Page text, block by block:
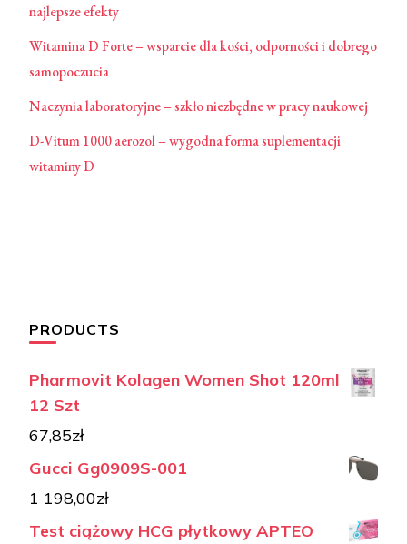
najlepsze efekty
Witamina D Forte – wsparcie dla kości, odporności i dobrego
samopoczucia
Naczynia laboratoryjne – szkło niezbędne w pracy naukowej
D-Vitum 1000 aerozol – wygodna forma suplementacji
witaminy D
PRODUCTS
Pharmovit Kolagen Women Shot 120ml
12 Szt
67,85zł
Gucci Gg0909S-001
1 198,00zł
Test ciążowy HCG płytkowy APTEO